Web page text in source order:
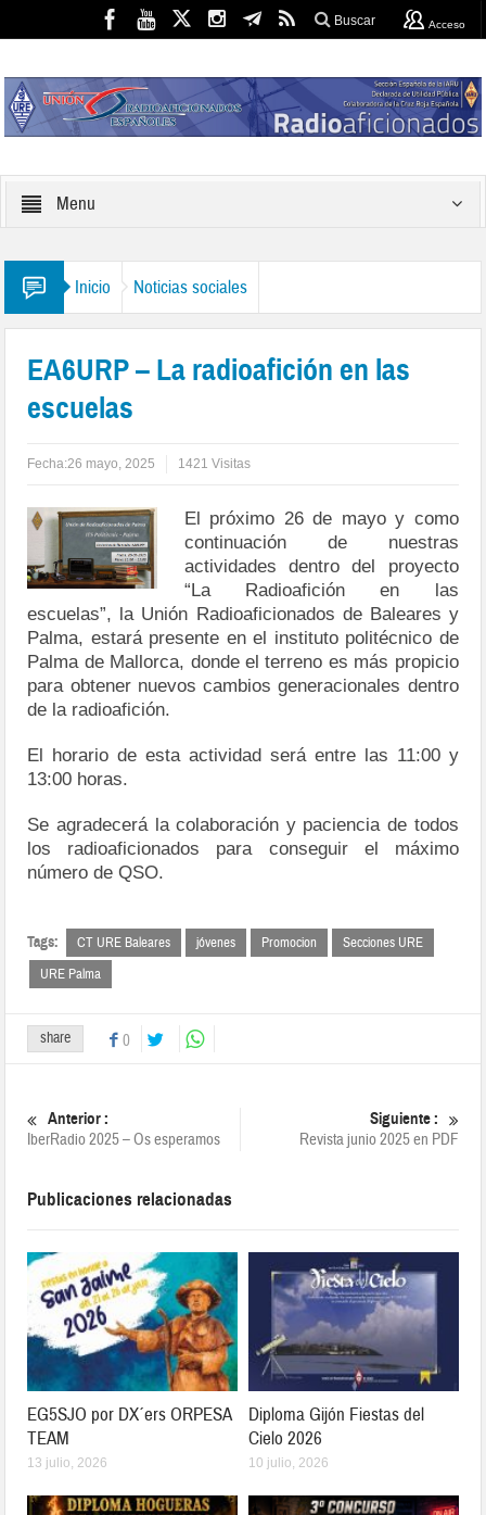
Buscar Acceso
Menu
Inicio Noticias sociales
EA6URP – La radioafición en las
escuelas
Fecha:26 mayo, 2025 1421 Visitas
El próximo 26 de mayo y como
continuación de nuestras
actividades dentro del proyecto
“La Radioafición en las
escuelas”, la Unión Radioaficionados de Baleares y
Palma, estará presente en el instituto politécnico de
Palma de Mallorca, donde el terreno es más propicio
para obtener nuevos cambios generacionales dentro
de la radioafición.
El horario de esta actividad será entre las 11:00 y
13:00 horas.
Se agradecerá la colaboración y paciencia de todos
los radioaficionados para conseguir el máximo
número de QSO.
Tags: CT URE Baleares jóvenes Promocion
Secciones URE
URE Palma
share 0
Anterior :
IberRadio 2025 – Os esperamos
Siguiente :
Revista junio 2025 en PDF
Publicaciones relacionadas
EG5SJO por DX´ers ORPESA
TEAM
13 julio, 2026
Diploma Gijón Fiestas del
Cielo 2026
10 julio, 2026